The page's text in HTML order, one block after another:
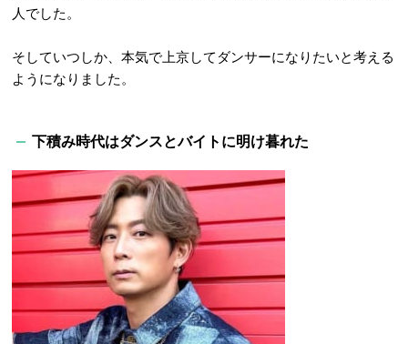
人でした。
そしていつしか、本気で上京してダンサーになりたいと考える
ようになりました。
下積み時代はダンスとバイトに明け暮れた